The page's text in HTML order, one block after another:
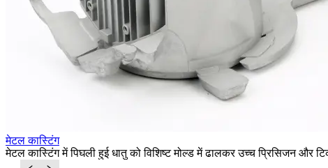
मेटल कास्टिंग
मेटल कास्टिंग में पिघली हुई धातु को विशिष्ट मोल्ड में ढालकर उच्च प्रिसिजन और